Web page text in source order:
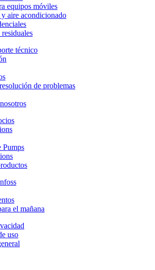
equipos móviles
aire acondicionado
técnico
de problemas
Pumps
el mañana
uso